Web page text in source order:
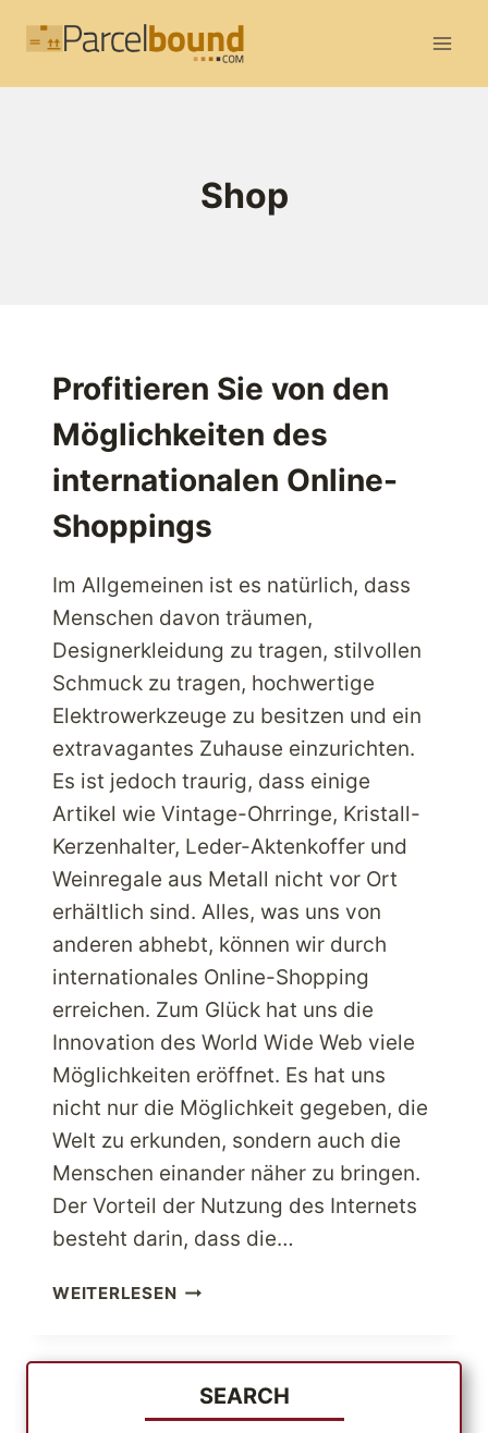
Inhalt
Shop
Profitieren Sie von den
Möglichkeiten des
internationalen Online-
Shoppings
Im Allgemeinen ist es natürlich, dass
Menschen davon träumen,
Designerkleidung zu tragen, stilvollen
Schmuck zu tragen, hochwertige
Elektrowerkzeuge zu besitzen und ein
extravagantes Zuhause einzurichten.
Es ist jedoch traurig, dass einige
Artikel wie Vintage-Ohrringe, Kristall-
Kerzenhalter, Leder-Aktenkoffer und
Weinregale aus Metall nicht vor Ort
erhältlich sind. Alles, was uns von
anderen abhebt, können wir durch
internationales Online-Shopping
erreichen. Zum Glück hat uns die
Innovation des World Wide Web viele
Möglichkeiten eröffnet. Es hat uns
nicht nur die Möglichkeit gegeben, die
Welt zu erkunden, sondern auch die
Menschen einander näher zu bringen.
Der Vorteil der Nutzung des Internets
besteht darin, dass die…
WEITERLESENPROFITIEREN
DEN
MÖGLICHKEITEN
DES
SEARCH